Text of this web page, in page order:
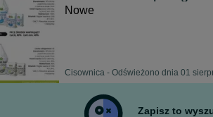
Nowe
Cisownica - Odświeżono dnia 01
Zapisz to